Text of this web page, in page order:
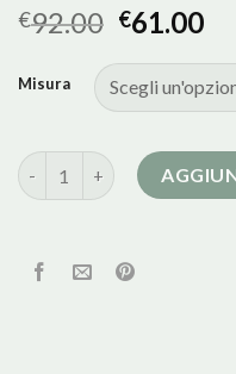
€92.00 €61.00
Misura
cappotti teddy donna